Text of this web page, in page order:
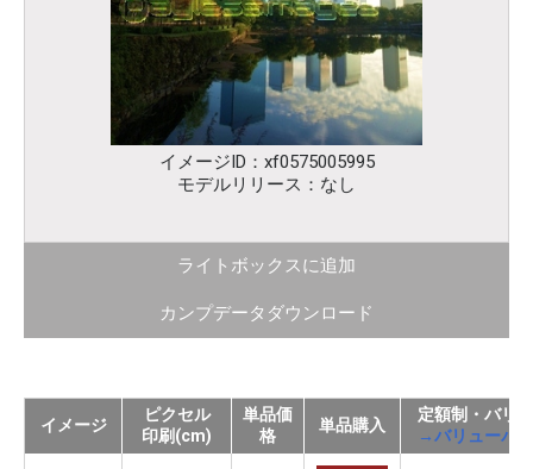
イメージID：xf0575005995
モデルリリース：なし
ライトボックスに追加
カンプデータダウンロード
イメージ
ピクセル
印刷(cm)
単品価
格
単品購入
定額制・バリ
→バリューパ